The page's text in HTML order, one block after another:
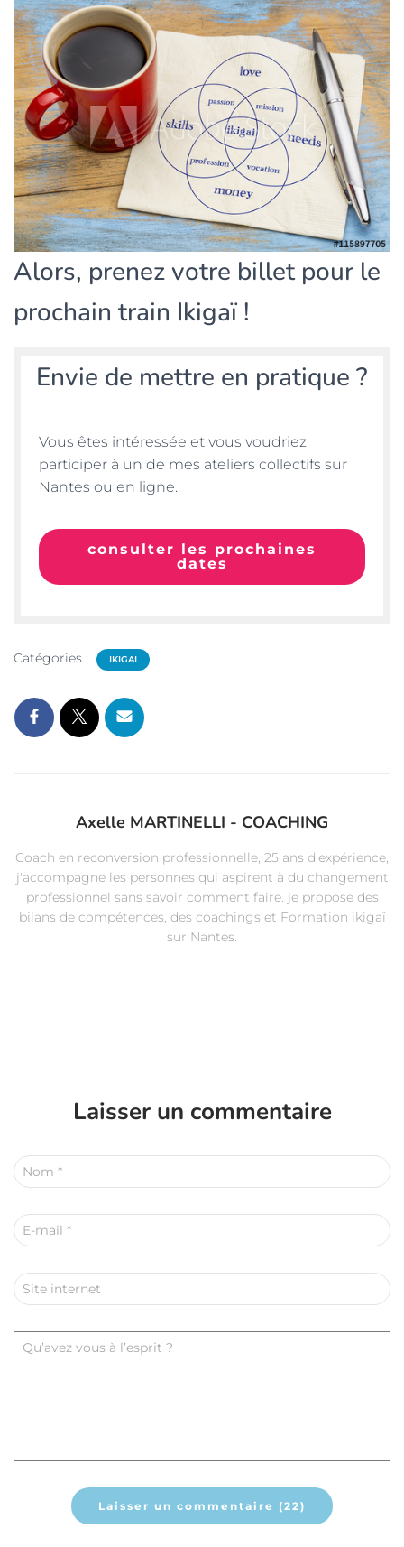
Alors, prenez votre billet pour le
prochain train Ikigaï !
Envie de mettre en pratique ?
Vous êtes intéressée et vous voudriez
participer à un de mes ateliers collectifs sur
Nantes ou en ligne.
consulter les prochaines
dates
Catégories : IKIGAI
Axelle MARTINELLI - COACHING
Coach en reconversion professionnelle, 25 ans d'expérience,
j'accompagne les personnes qui aspirent à du changement
professionnel sans savoir comment faire. je propose des
bilans de compétences, des coachings et Formation ikigaï
sur Nantes.
Laisser un commentaire
Nom *
E-mail *
Site internet
Qu’avez vous à l’esprit ?